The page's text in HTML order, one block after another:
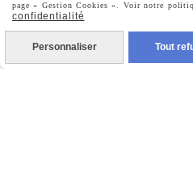
Nous Suivre
page « Gestion Cookies ». Voir notre
confidentialité
Personnaliser Tout